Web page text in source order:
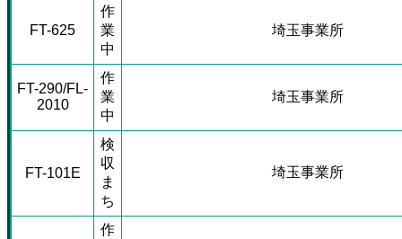
FT-625
作
業
中
埼玉事業所
FT-290/FL-
2010
作
業
中
埼玉事業所
FT-101E
検
収
ま
ち
埼玉事業所
作